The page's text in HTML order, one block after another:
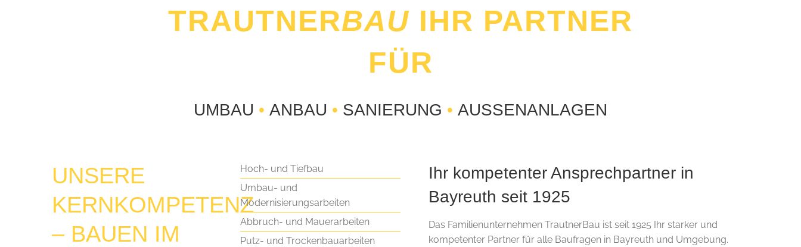
TRAUTNERBAU IHR PARTNER
FÜR
UMBAU • ANBAU • SANIERUNG • AUSSENANLAGEN
UNSERE
KERNKOMPETENZ
– BAUEN IM
Hoch- und Tiefbau
Umbau- und
Modernisierungsarbeiten
Abbruch- und Mauerarbeiten
Putz- und Trockenbauarbeiten
Ihr kompetenter Ansprechpartner in
Bayreuth seit 1925
Das Familienunternehmen TrautnerBau ist seit 1925 Ihr starker und
kompetenter Partner für alle Baufragen in Bayreuth und Umgebung.